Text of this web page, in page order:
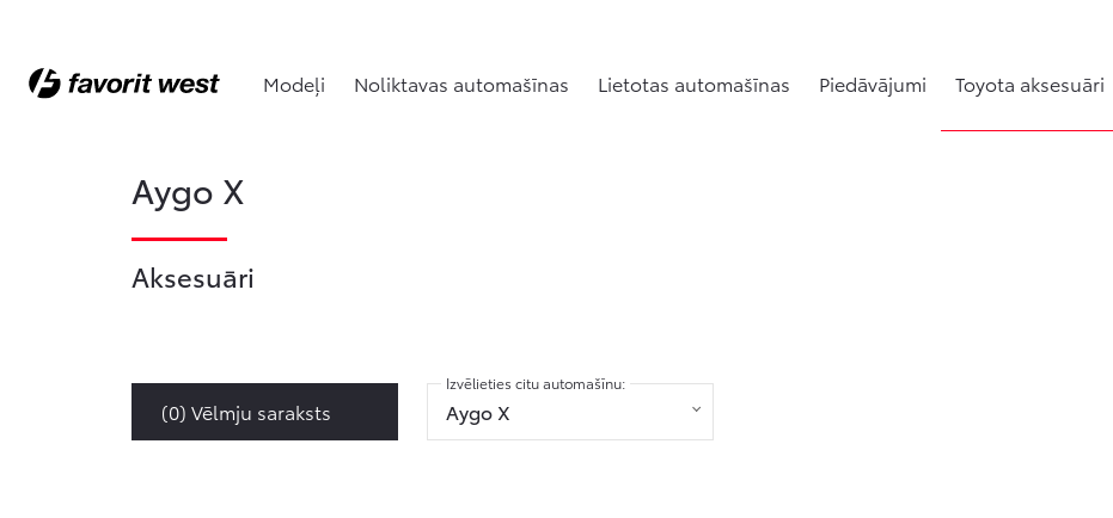
Modeļi Noliktavas automašīnas Lietotas automašīnas Piedāvājumi Toyota aksesuāri
Aygo X
Aksesuāri
(0) Vēlmju saraksts
Izvēlieties citu automašīnu:
Aygo X